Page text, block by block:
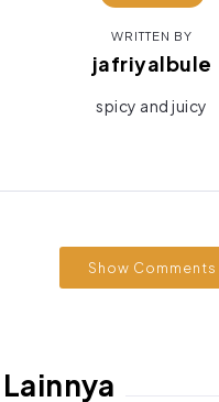
WRITTEN BY
jafriyalbule
spicy and juicy
Show Comments